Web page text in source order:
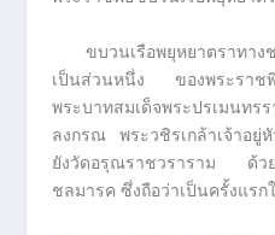
ขบวนเรือพยุหยาตราทา
เป็นส่วนหนึ่ง ของพระราช
พระบาทสมเด็จพระปรเมนทร
ลงกรณ พระวชิรเกล้าเจ้าอยู่
ยังวัดอรุณราชวราราม ด้ว
ชลมารค ซึ่งถือว่าเป็นครั้งแร